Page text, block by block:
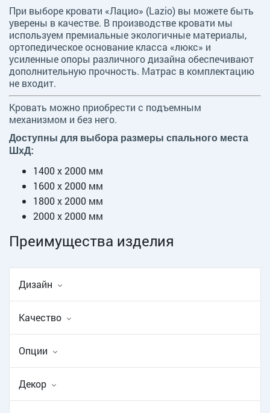
При выборе кровати «Лацио» (Lazio) вы можете быть
уверены в качестве. В производстве кровати мы
используем премиальные экологичные материалы,
ортопедическое основание класса «люкс» и
усиленные опоры различного дизайна обеспечивают
дополнительную прочность. Матрас в комплектацию
не входит.
Кровать можно приобрести с подъемным
механизмом и без него.
Доступны для выбора размеры спального места
ШxД:
1400 х 2000 мм
1600 х 2000 мм
1800 х 2000 мм
2000 х 2000 мм
Преимущества изделия
Дизайн
Качество
Опции
Декор